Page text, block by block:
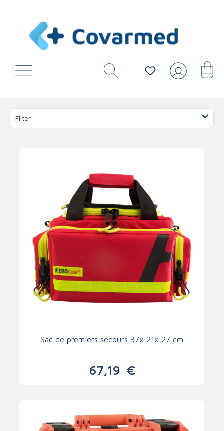
Filter
Sac de premiers secours 37x 21x 27 cm
67,19 €